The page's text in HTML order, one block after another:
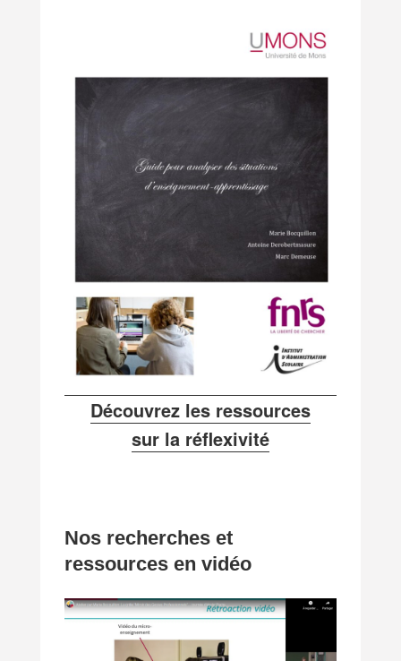
Découvrez les ressources
sur la réflexivité
Nos recherches et
ressources en vidéo